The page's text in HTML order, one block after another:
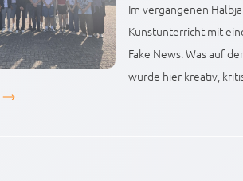
Im vergangenen
Kunstunterricht mit
Fake News. Was auf
wurde hier kreativ,